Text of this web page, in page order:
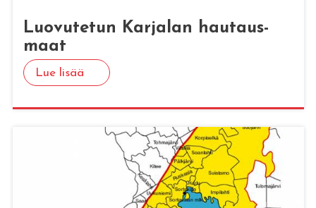
Luo­vu­te­tun Kar­ja­lan hau­taus­
maat
Lue lisää